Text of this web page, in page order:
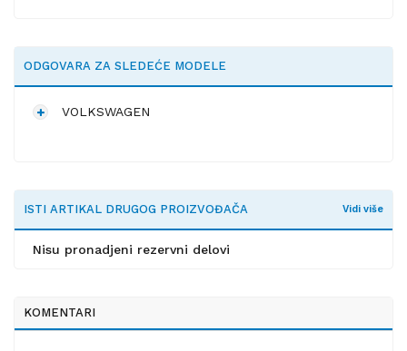
ODGOVARA ZA SLEDEĆE MODELE
VOLKSWAGEN
ISTI ARTIKAL DRUGOG PROIZVOĐAČA Vidi više
Nisu pronadjeni rezervni delovi
KOMENTARI